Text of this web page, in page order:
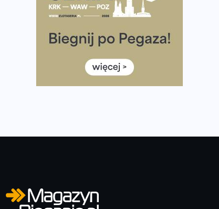
często biegać, żeby robić postępy
i Półmaraton Szczeciński. Wszystko, co warto wiedzieć
European Marathon Classics – jak zweryfikować swój
Medal i koszulka 35. Biegu Powstania Warszawskiego. Na